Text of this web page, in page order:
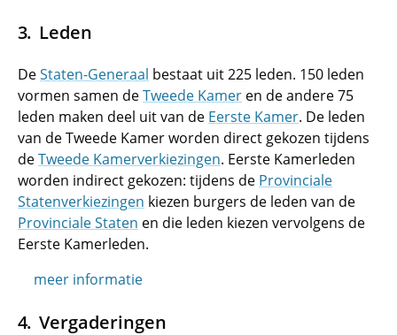
Leden
DeStaten-Generaal bestaat uit 225 leden. 150 leden
vormen samen deTweede Kamer en de andere 75
leden maken deel uit van de Eerste Kamer. De leden
van de Tweede Kamer worden direct gekozen tijdens
deTweede Kamerverkiezingen. Eerste Kamerleden
worden indirect gekozen: tijdens de Provinciale
Statenverkiezingen kiezen burgers de leden van de
Provinciale Staten en die leden kiezen vervolgens de
Eerste Kamerleden.
meer informatie
Vergaderingen